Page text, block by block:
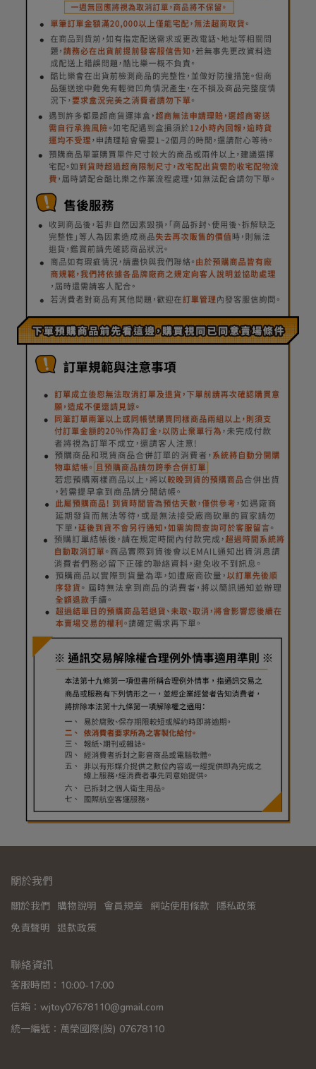
關於我們
關於我們 購物說明 會員規章 網站使用條款
隱私政策
免責聲明
退款政策
聯絡資訊
客服時間：10:00-17:00
信箱：wjtoy07678110@gmail.com
統一編號：萬榮國際(股) 07678110